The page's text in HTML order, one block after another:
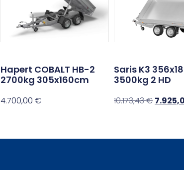
Hapert COBALT HB-2
2700kg 305x160cm
4.700,00€
Saris K3
3500kg 2 HD
10.173,43€